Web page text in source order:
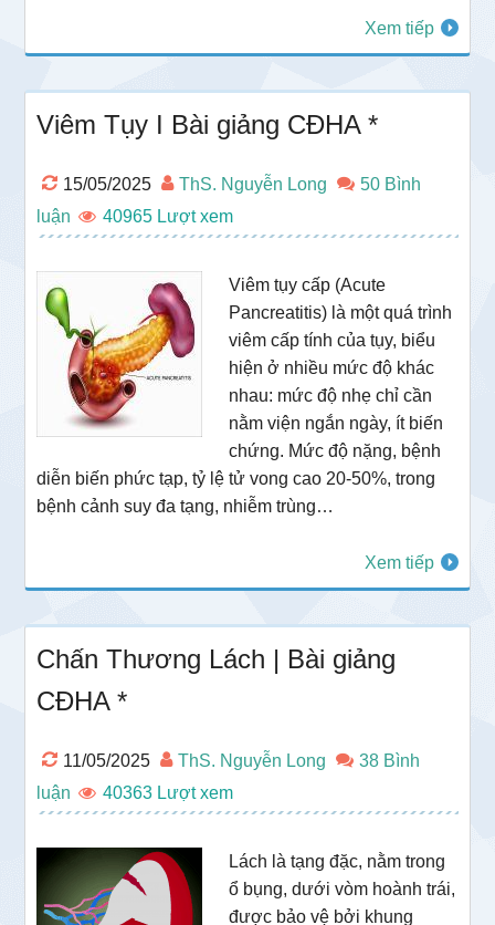
Xem tiếp
Viêm Tụy I Bài giảng CĐHA *
15/05/2025 ThS. Nguyễn Long
50 Bình
luận
40965
Viêm tụy cấp (Acute
Pancreatitis) là một quá trình
viêm cấp tính của tụy, biểu
hiện ở nhiều mức độ khác
nhau: mức độ nhẹ chỉ cần
nằm viện ngắn ngày, ít biến
chứng. Mức độ nặng, bệnh
diễn biến phức tạp, tỷ lệ tử vong cao 20-50%, trong
bệnh cảnh suy đa tạng, nhiễm trùng…
Xem tiếp
Chấn Thương Lách | Bài giảng
CĐHA *
11/05/2025 ThS. Nguyễn Long
38 Bình
luận
40363
Lách là tạng đặc, nằm trong
ổ bụng, dưới vòm hoành trái,
được bảo vệ bởi khung